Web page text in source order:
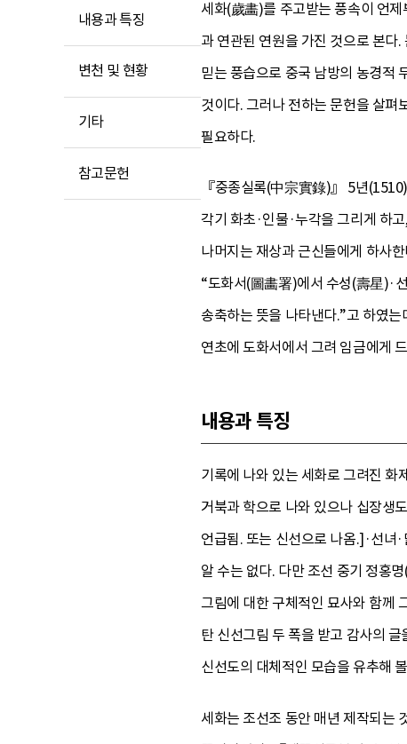
내용과 특징
변천 및 현황
기타
참고문헌
세화(歲畵)를 주고받는 풍속이 언
과 연관된 연원을 가진 것으로 본
믿는 풍습으로 중국 남방의 농경적
것이다. 그러나 전하는 문헌을 살펴
필요하다.
『중종실록(中宗實錄)』 5년
각기 화초·인물·누각을 그리게 하
나머지는 재상과 근신들에게 하사
“도화서(圖畵署)에서 수성(壽星)·
송축하는 뜻을 나타낸다.”고 하였
연초에 도화서에서 그려 임금에게
내용과 특징
기록에 나와 있는 세화로 그려진 화
거북과 학으로 나와 있으나 십장생
언급됨. 또는 신선으로 나옴.]·선녀
알 수는 없다. 다만 조선 중기 정홍
그림에 대한 구체적인 묘사와 함께
탄 신선그림 두 폭을 받고 감사의
신선도의 대체적인 모습을 유추해
세화는 조선조 동안 매년 제작되는